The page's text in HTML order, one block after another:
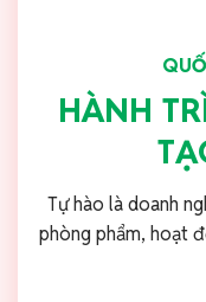
HÀNH
Tự hào là doanh
phòng phẩm, hoạt